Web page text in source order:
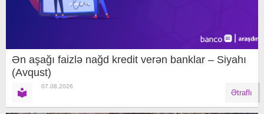
Ən aşağı faizlə nağd kredit verən banklar – Siyahı
(Avqust)
07.08.2026
Ətraflı